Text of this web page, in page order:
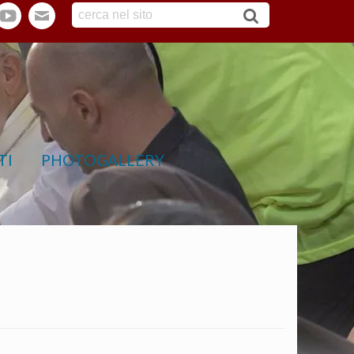
youtubewebmail
PHOTOGALLERY